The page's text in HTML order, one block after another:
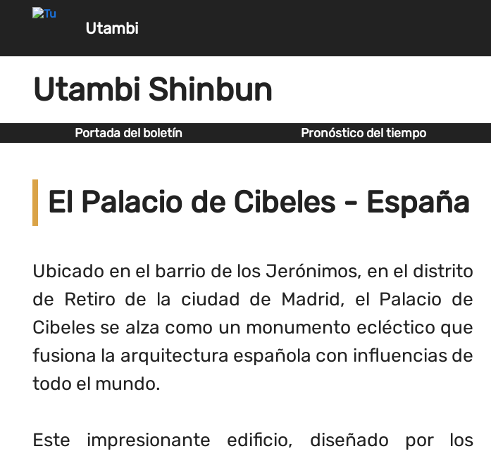
Utambi
Utambi Shinbun
Portada del boletín Pronóstico del tiempo
El Palacio de Cibeles - España
Ubicado en el barrio de los Jerónimos, en el distrito
de Retiro de la ciudad de Madrid, el Palacio de
Cibeles se alza como un monumento ecléctico que
fusiona la arquitectura española con influencias de
todo el mundo.
Este impresionante edificio, diseñado por los